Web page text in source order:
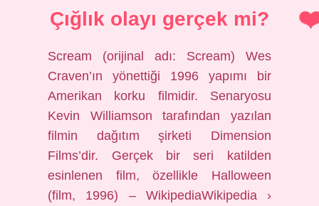
Çığlık olayı gerçek mi?
Scream (orijinal adı: Scream) Wes
Craven’ın yönettiği 1996 yapımı bir
Amerikan korku filmidir. Senaryosu
Kevin Williamson tarafından yazılan
filmin dağıtım şirketi Dimension
Films’dir. Gerçek bir seri katilden
esinlenen film, özellikle Halloween
(film, 1996) – WikipediaWikipedia ›